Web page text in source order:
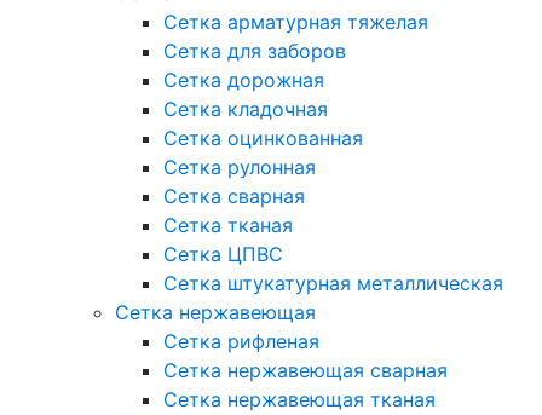
Сетка арматурная тяжелая
Сетка для заборов
Сетка дорожная
Сетка кладочная
Сетка оцинкованная
Сетка рулонная
Сетка сварная
Сетка тканая
Сетка ЦПВС
Сетка штукатурная металлическая
Сетка нержавеющая
Сетка рифленая
Сетка нержавеющая сварная
Сетка нержавеющая тканая